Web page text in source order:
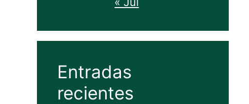
Entradas
recientes